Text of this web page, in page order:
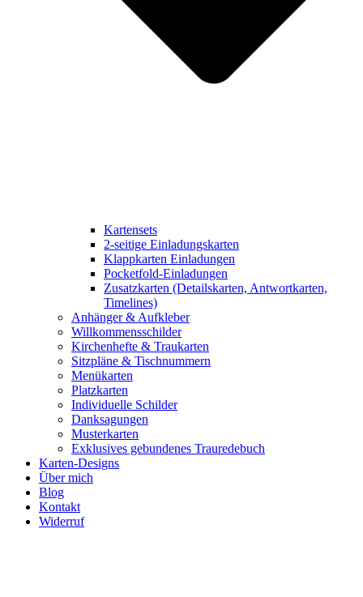
Kartensets
2-seitige Einladungskarten
Klappkarten Einladungen
Pocketfold-Einladungen
Zusatzkarten (Detailskarten, Antwortkarten,
Timelines)
Anhänger & Aufkleber
Willkommensschilder
Kirchenhefte & Traukarten
Sitzpläne & Tischnummern
Menükarten
Platzkarten
Individuelle Schilder
Danksagungen
Musterkarten
Exklusives gebundenes Trauredebuch
Karten-Designs
Über mich
Blog
Kontakt
Widerruf